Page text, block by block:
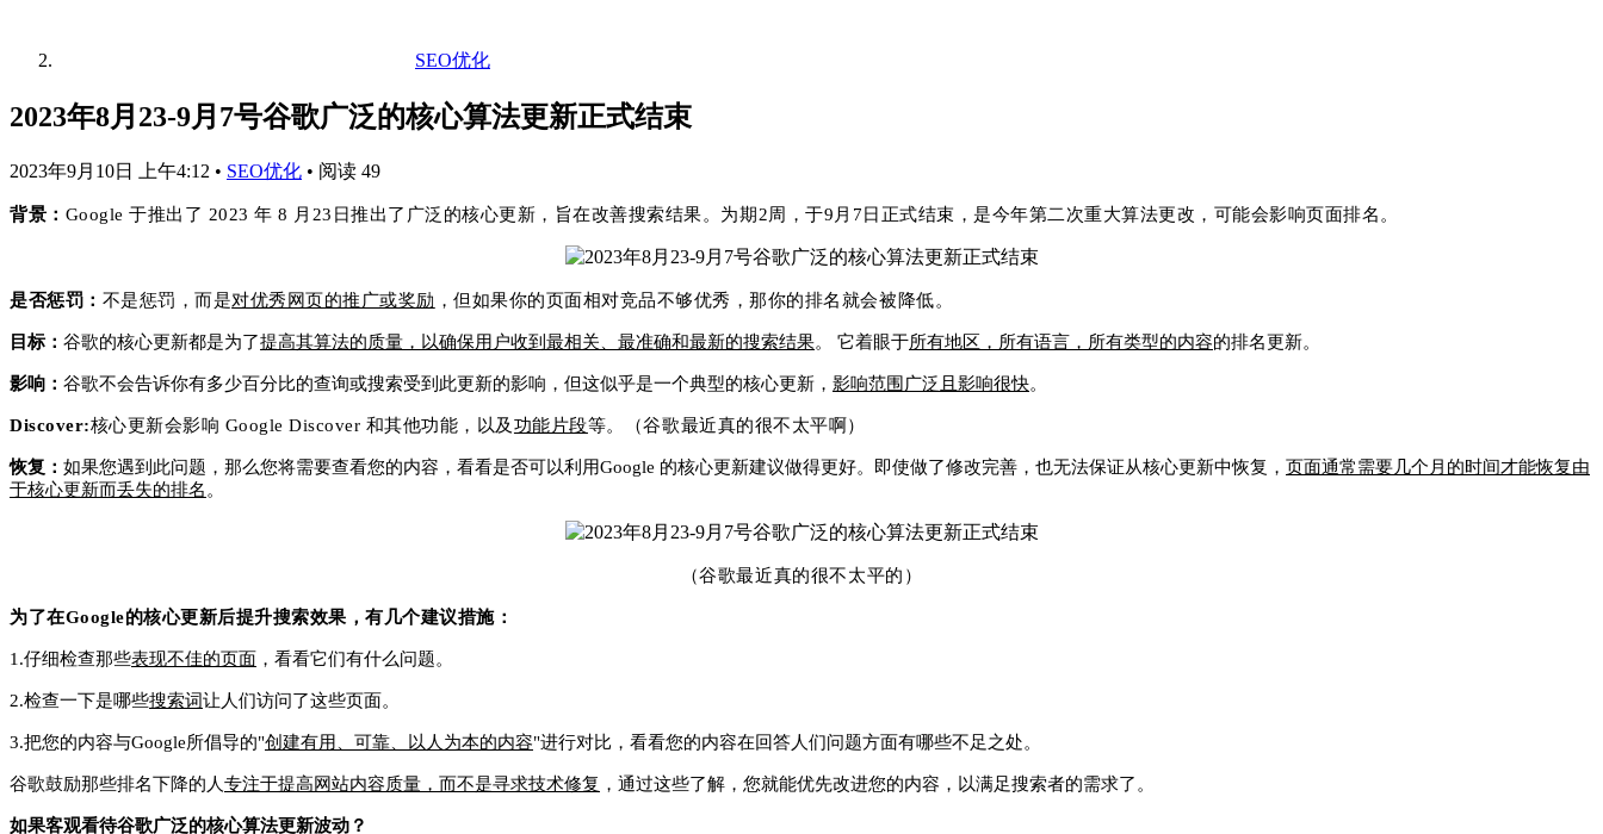
SEO优化
2023年8月23-9月7号谷歌广泛的核心算法更新正式结束
2023年9月10日 上午4:12 • SEO优化 • 阅读 49
背景： Google 于推出了 2023 年 8 月23日推出了广泛的核心更新，旨在改善搜索结果。为期2周，于9月7日正式结束，是今年第二次重大算法更改，可能会影响页面排名。
是否惩罚： 不是惩罚，而是对优秀网页的推广或奖励 ，但如果你的页面相对竞品不够优秀，那你的排名就会被降低。
目标： 谷歌的核心更新都是为了提高其算法的质量，以确保用户收到最相关、最准确和最新的搜索结果。 它着眼于所有地区，所有语言，所有类型的内容的排名更新。
影响： 谷歌不会告诉你有多少百分比的查询或搜索受到此更新的影响，但这似乎是一个典型的核心更新， 影响范围广泛且影响很快。
Discover:核心更新会影响 Google Discover 和其他功能，以及 功能片段等。（谷歌最近真的很不太平啊）
恢复： 如果您遇到此问题，那么您将需要查看您的内容，看看是否可以利用Google 的核心更新建议做得更好。即使做了修改完善，也无法保证从核心更新中恢复， 页面通常需要几个月的时间才能恢复由
于核心更新而丢失的排名 。
（谷歌最近真的很不太平的）
为了在Google的核心更新后提升搜索效果，有几个建议措施：
1.仔细检查那些表现不佳的页面 ，看看它们有什么问题。
2.检查一下是哪些搜索词让人们访问了这些页面。
3.把您的内容与Google所倡导的"创建有用、可靠、以人为本的内容"进行对比，看看您的内容在回答人们问题方面有哪些不足之处。
谷歌鼓励那些排名下降的人专注于提高网站内容质量，而不是寻求技术修复 ，通过这些了解，您就能优先改进您的内容，以满足搜索者的需求了。
如果客观看待谷歌广泛的核心算法更新波动？